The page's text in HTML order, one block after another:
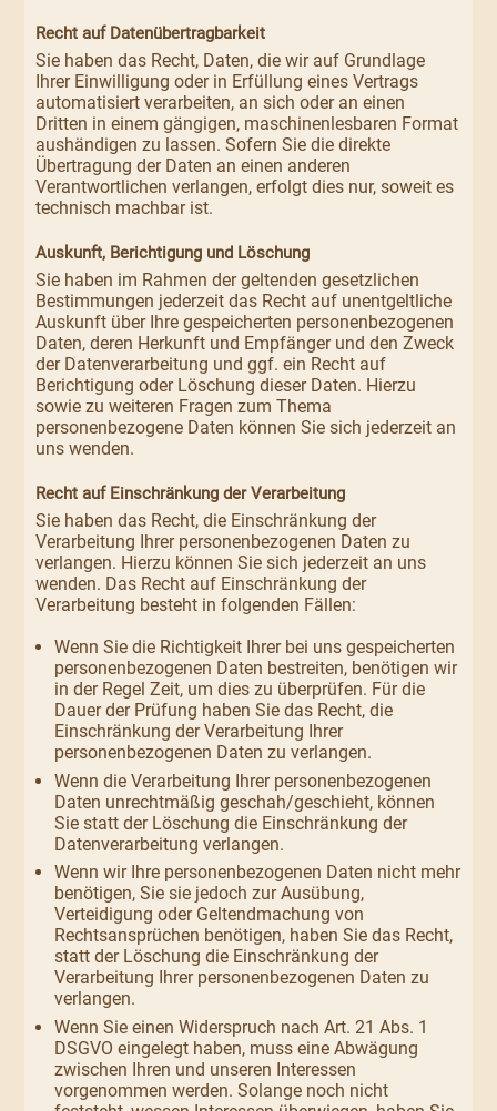
Recht auf Daten­übertrag­barkeit
Sie haben das Recht, Daten, die wir auf Grundlage
Ihrer Einwilligung oder in Erfüllung eines Vertrags
automatisiert verarbeiten, an sich oder an einen
Dritten in einem gängigen, maschinenlesbaren Format
aushändigen zu lassen. Sofern Sie die direkte
Übertragung der Daten an einen anderen
Verantwortlichen verlangen, erfolgt dies nur, soweit es
technisch machbar ist.
Auskunft, Berichtigung und Löschung
Sie haben im Rahmen der geltenden gesetzlichen
Bestimmungen jederzeit das Recht auf unentgeltliche
Auskunft über Ihre gespeicherten personenbezogenen
Daten, deren Herkunft und Empfänger und den Zweck
der Datenverarbeitung und ggf. ein Recht auf
Berichtigung oder Löschung dieser Daten. Hierzu
sowie zu weiteren Fragen zum Thema
personenbezogene Daten können Sie sich jederzeit an
uns wenden.
Recht auf Einschränkung der Verarbeitung
Sie haben das Recht, die Einschränkung der
Verarbeitung Ihrer personenbezogenen Daten zu
verlangen. Hierzu können Sie sich jederzeit an uns
wenden. Das Recht auf Einschränkung der
Verarbeitung besteht in folgenden Fällen:
Wenn Sie die Richtigkeit Ihrer bei uns gespeicherten
personenbezogenen Daten bestreiten, benötigen wir
in der Regel Zeit, um dies zu überprüfen. Für die
Dauer der Prüfung haben Sie das Recht, die
Einschränkung der Verarbeitung Ihrer
personenbezogenen Daten zu verlangen.
Wenn die Verarbeitung Ihrer personenbezogenen
Daten unrechtmäßig geschah/geschieht, können
Sie statt der Löschung die Einschränkung der
Datenverarbeitung verlangen.
Wenn wir Ihre personenbezogenen Daten nicht mehr
benötigen, Sie sie jedoch zur Ausübung,
Verteidigung oder Geltendmachung von
Rechtsansprüchen benötigen, haben Sie das Recht,
statt der Löschung die Einschränkung der
Verarbeitung Ihrer personenbezogenen Daten zu
verlangen.
Wenn Sie einen Widerspruch nach Art. 21 Abs. 1
DSGVO eingelegt haben, muss eine Abwägung
zwischen Ihren und unseren Interessen
vorgenommen werden. Solange noch nicht